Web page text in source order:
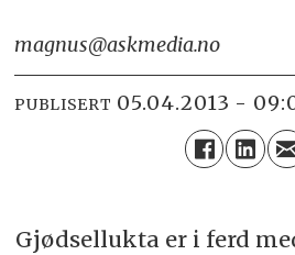
magnus@askmedia.no
PUBLISERT 05.04.2013 -
Gjødsellukta er i ferd